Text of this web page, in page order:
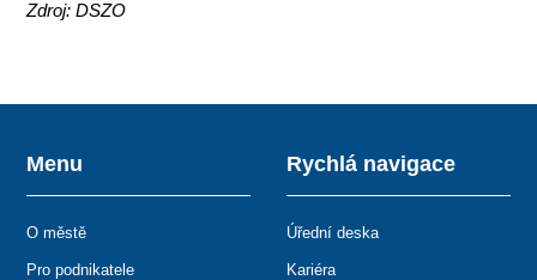
Zdroj: DSZO
Menu
O městě
Pro podnikatele
Rychlá navigace
Úřední deska
Kariéra